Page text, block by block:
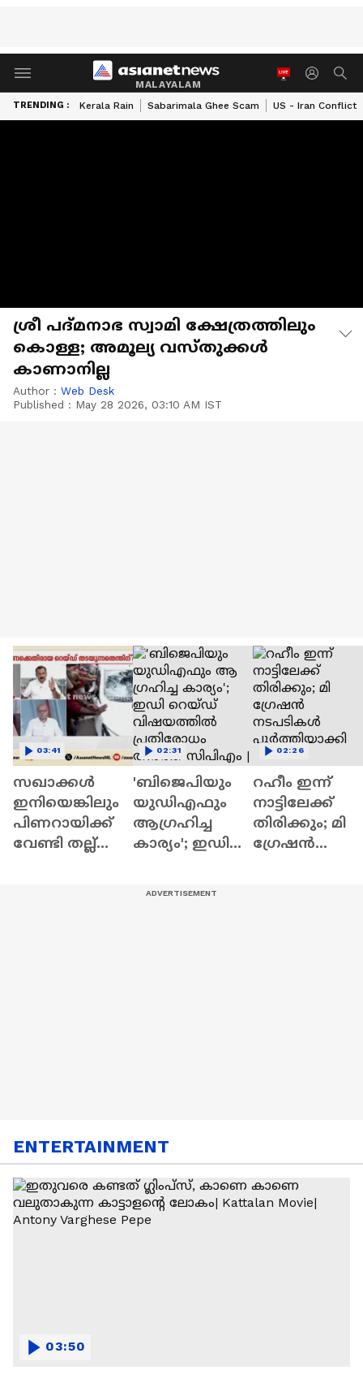
MALAYALAM
TRENDING : Kerala Rain Sabarimala Ghee Scam US - Iran Conflict
ശ്രീ പദ്‌മനാഭ സ്വാമി ക്ഷേത്രത്തിലും
കൊള്ള; അമൂല്യ വസ്‌തുക്കൾ
കാണാനില്ല
Author : Web Desk
Published : May 28 2026, 03:10 AM IST
സഖാക്കൾ
ഇനിയെങ്കിലും
പിണറായിക്ക്
വേണ്ടി തല്ല്
03:41
'ബിജെപിയും
യുഡിഎഫും
ആ​ഗ്രഹിച്ച
കാര്യം'; ഇഡി
02:31
റഹീം ഇന്ന്
നാട്ടിലേക്ക്
തിരിക്കും; മി​
ഗ്രേഷൻ
02:26
ENTERTAINMENT
03:50